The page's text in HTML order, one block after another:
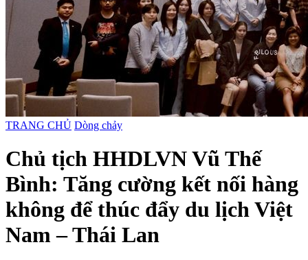
TRANG CHỦ Dòng chảy
Chủ tịch HHDLVN Vũ Thế
Bình: Tăng cường kết nối hàng
không để thúc đẩy du lịch Việt
Nam – Thái Lan